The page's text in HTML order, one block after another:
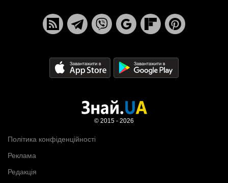
Політика конфіденційності
Реклама
Редакція
© 2015 - 2026